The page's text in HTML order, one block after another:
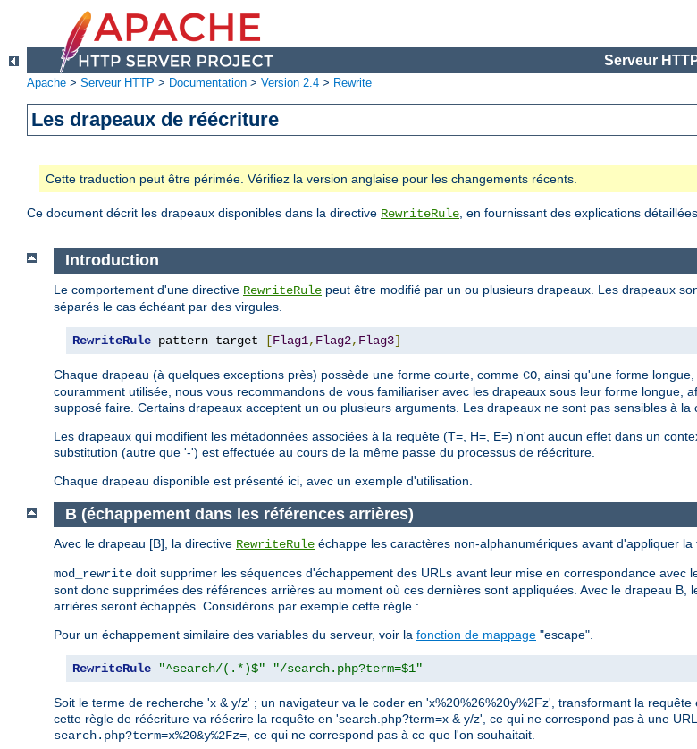
Serveur
Apache > Serveur HTTP > Documentation > Version 2.4 > Rewrite
Les drapeaux de réécriture
Cette traduction peut être périmée. Vérifiez la version anglaise pour les changements récents.
Ce document décrit les drapeaux disponibles dans la directive RewriteRule, en fournissant des explications
Introduction
Le comportement d'une directive RewriteRule peut être modifié par un ou plusieurs drapeaux. Les drapeaux
séparés le cas échéant par des virgules.
RewriteRule pattern target [Flag1, Flag2, Flag3]
Chaque drapeau (à quelques exceptions près) possède une forme courte, comme CO , ainsi qu'une forme
couramment utilisée, nous vous recommandons de vous familiariser avec les drapeaux sous leur forme longue,
supposé faire. Certains drapeaux acceptent un ou plusieurs arguments. Les drapeaux ne sont pas sensibles à la
Les drapeaux qui modifient les métadonnées associées à la requête (T=, H=, E=) n'ont aucun effet dans un
substitution (autre que '-') est effectuée au cours de la même passe du processus de réécriture.
Chaque drapeau disponible est présenté ici, avec un exemple d'utilisation.
B (échappement dans les références arrières)
Avec le drapeau [B], la directive RewriteRule échappe les caractères non-alphanumériques avant d'appliquer la
mod_rewrite doit supprimer les séquences d'échappement des URLs avant leur mise en correspondance avec
sont donc supprimées des références arrières au moment où ces dernières sont appliquées. Avec le drapeau
arrières seront échappés. Considérons par exemple cette règle :
Pour un échappement similaire des variables du serveur, voir la fonction de mappage "escape".
RewriteRule "^search/(.*)$" "/search.php?term=$1"
Soit le terme de recherche 'x & y/z' ; un navigateur va le coder en 'x%20%26%20y%2Fz', transformant la
cette règle de réécriture va réécrire la requête en 'search.php?term=x & y/z', ce qui ne correspond pas à une
search.php?term=x%20&y%2Fz= , ce qui ne correspond pas à ce que l'on souhaitait.